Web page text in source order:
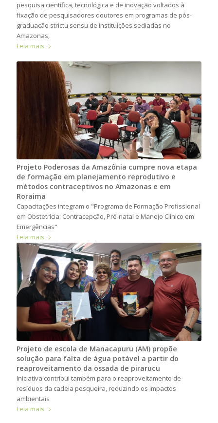
pesquisa científica, tecnológica e de inovação voltados à
fixação de pesquisadores doutores em programas de pós-
graduação strictu sensu de instituições sediadas no
Amazonas,
Leia mais
Projeto Poderosas da Amazônia cumpre nova etapa
de formação em planejamento reprodutivo e
métodos contraceptivos no Amazonas e em
Roraima
Capacitações integram o "Programa de Formação Profissional
em Obstetrícia: Contracepção, Pré-natal e Manejo Clínico em
Emergências"
Leia mais
Projeto de escola de Manacapuru (AM) propõe
solução para falta de água potável a partir do
reaproveitamento da ossada de pirarucu
Iniciativa contribui também para o reaproveitamento de
resíduos da cadeia pesqueira, reduzindo os impactos
ambientais
Leia mais